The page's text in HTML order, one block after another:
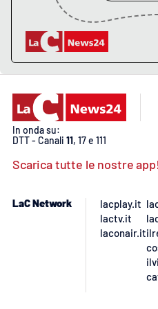
Reggio Calabria
Cosenza
Lamezia Terme
PROGETTI
SPECIALI
CALABRIAVISIONE
In onda su:
DTT - Canali 11, 17 e 111
Scarica tutte le nostre app!
LaC Network
lacplay.it
lactv.it
laconair.it